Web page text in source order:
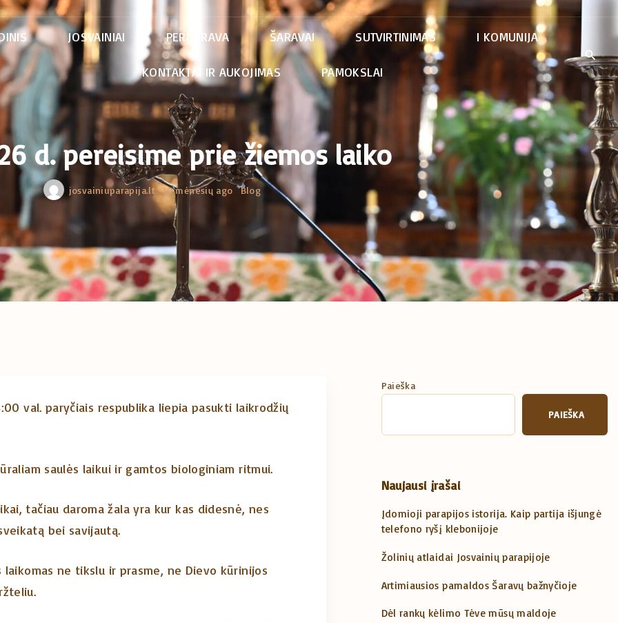
JOSVAINIAI PERNARAVA ŠARAVAI SUTVIRTINIMAS I KOMUNIJA
KONTAKTAI IR AUKOJIMAS PAMOKSLAI
d. pereisime prie žiemos laiko
josvainiuparapija.lt 10 mėnesių ago Blog
val. paryčiais respublika liepia pasukti laikrodžių
saulės laikui ir gamtos biologiniam ritmui.
tačiau daroma žala yra kur kas didesnė, nes
bei savijautą.
ne tikslu ir prasme, ne Dievo kūrinijos
Paieška
PAIEŠKA
Naujausi įrašai
Įdomioji parapijos istorija. Kaip partija išjungė
telefono ryšį klebonijoje
Žolinių atlaidai Josvainių parapijoje
Artimiausios pamaldos Šaravų bažnyčioje
Dėl rankų kėlimo Tėve mūsų maldoje